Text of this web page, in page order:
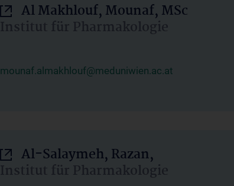
Al Makhlouf, Mounaf, MSc
Institut für Pharmakologie
mounaf.almakhlouf@meduniwien.ac.at
Al-Salaymeh, Razan,
Institut für Pharmakologie